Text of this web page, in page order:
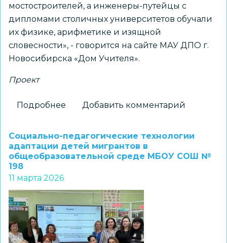
мостостроителей, а инженеры-путейцы с
дипломами столичных университетов обучали
их физике, арифметике и изящной
словесности», - говорится на сайте МАУ ДПО г.
Новосибирска «Дом Учителя».
Проект
Подробнее
Учителя
реализует
100-
летию
ГОРОНО
Добавить комментарий
Социально-педагогические технологии
адаптации детей мигрантов в
общеобразовательной среде МБОУ СОШ №
198
11 марта 2026